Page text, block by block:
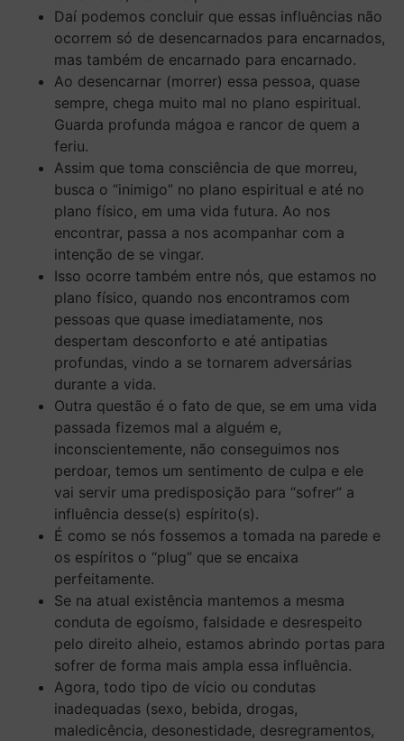
Daí podemos concluir que essas influências não
ocorrem só de desencarnados para encarnados,
mas também de encarnado para encarnado.
Ao desencarnar (morrer) essa pessoa, quase
sempre, chega muito mal no plano espiritual.
Guarda profunda mágoa e rancor de quem a
feriu.
Assim que toma consciência de que morreu,
busca o “inimigo” no plano espiritual e até no
plano físico, em uma vida futura. Ao nos
encontrar, passa a nos acompanhar com a
intenção de se vingar.
Isso ocorre também entre nós, que estamos no
plano físico, quando nos encontramos com
pessoas que quase imediatamente, nos
despertam desconforto e até antipatias
profundas, vindo a se tornarem adversárias
durante a vida.
Outra questão é o fato de que, se em uma vida
passada fizemos mal a alguém e,
inconscientemente, não conseguimos nos
perdoar, temos um sentimento de culpa e ele
vai servir uma predisposição para “sofrer” a
influência desse(s) espírito(s).
É como se nós fossemos a tomada na parede e
os espíritos o “plug” que se encaixa
perfeitamente.
Se na atual existência mantemos a mesma
conduta de egoísmo, falsidade e desrespeito
pelo direito alheio, estamos abrindo portas para
sofrer de forma mais ampla essa influência.
Agora, todo tipo de vício ou condutas
inadequadas (sexo, bebida, drogas,
maledicência, desonestidade, desregramentos,